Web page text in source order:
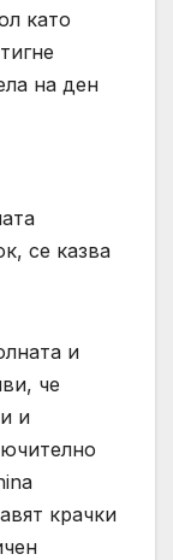
като
на ден
се казва
и
че
и
крачки